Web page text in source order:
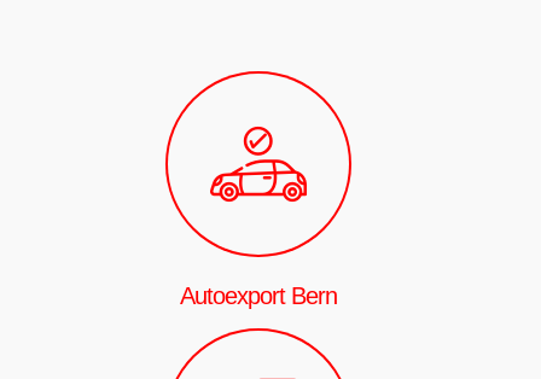
Autoexport Bern